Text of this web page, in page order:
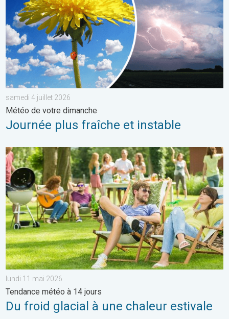
samedi 4 juillet 2026
Météo de votre dimanche
Journée plus fraîche et instable
Du froid glacial à une chaleur estivale. Tendance météo à 14
lundi 11 mai 2026
Tendance météo à 14 jours
Du froid glacial à une chaleur estivale